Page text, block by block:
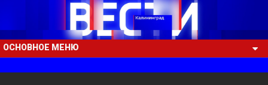
ОСНОВНОЕ МЕНЮ